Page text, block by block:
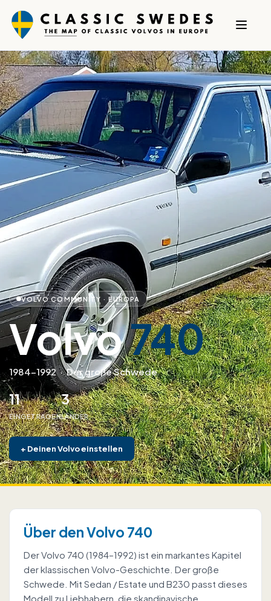
VOLVO COMMUNITY · EUROPA
Volvo740
1984–1992·Der große Schwede
11
EINGETRAGEN
3
LÄNDER
+ Deinen Volvo einstellen
Über den Volvo 740
Der Volvo 740 (1984–1992) ist ein markantes Kapitel
der klassischen Volvo-Geschichte. Der große
Schwede. Mit Sedan / Estate und B230 passt dieses
Modell zu Liebhabern, die skandinavische